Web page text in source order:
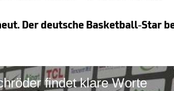
Der deutsche Basketball-Star
findet klare Worte